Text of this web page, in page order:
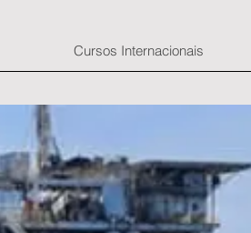
Cursos Internacionais